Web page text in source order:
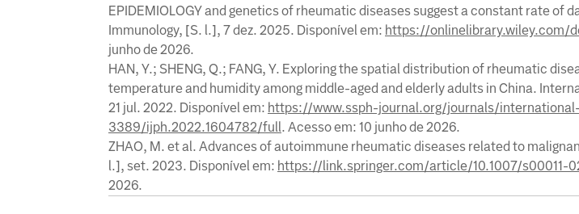
EPIDEMIOLOGY and genetics of rheumatic diseases suggest a constant rate of
Immunology, [S. l.], 7 dez. 2025. Disponível em: https://onlinelibrary.wiley.com/
junho de 2026.
HAN, Y.; SHENG, Q.; FANG, Y. Exploring the spatial distribution of rheumatic
temperature and humidity among middle-aged and elderly adults in China.
21 jul. 2022. Disponível em: https://www.ssph-journal.org/journals/
3389/ijph.2022.1604782/full. Acesso em: 10 junho de 2026.
ZHAO, M. et al. Advances of autoimmune rheumatic diseases related to
l.], set. 2023. Disponível em: https://link.springer.com/article/10.1007/s00011-
2026.